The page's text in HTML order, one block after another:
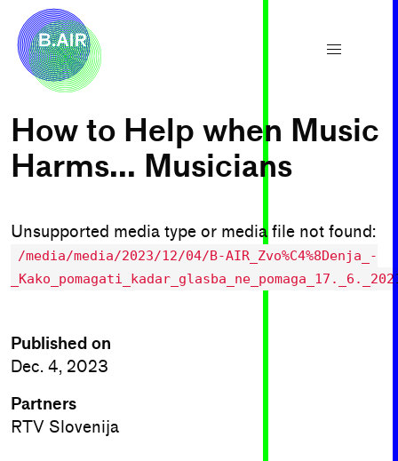
How to Help when Music
Harms... Musicians
Unsupported media type or media file not found:
/media/media/2023/12/04/B-AIR_Zvo%C4%8Denja_-
Published on
Dec. 4, 2023
Partners
RTV Slovenija